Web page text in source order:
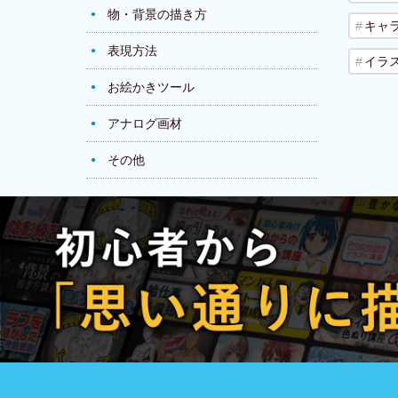
物・背景の描き方
表現方法
お絵かきツール
アナログ画材
その他
キャ
イラ